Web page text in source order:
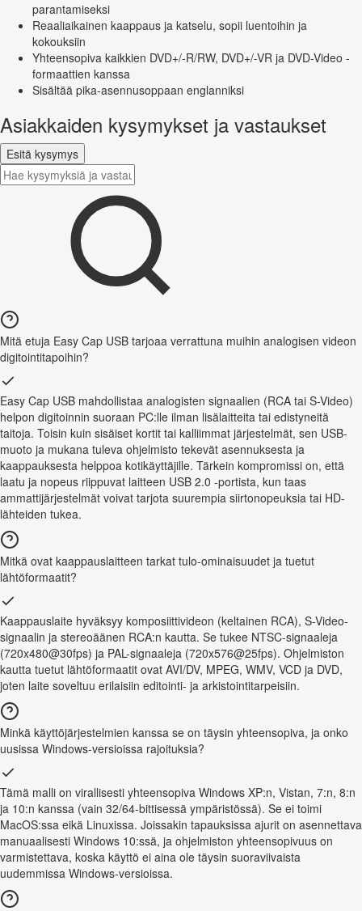
parantamiseksi
Reaaliaikainen kaappaus ja katselu, sopii luentoihin ja
kokouksiin
Yhteensopiva kaikkien DVD+/-R/RW, DVD+/-VR ja DVD-Video -
formaattien kanssa
Sisältää pika-asennusoppaan englanniksi
Asiakkaiden kysymykset ja vastaukset
Esitä kysymys
Mitä etuja Easy Cap USB tarjoaa verrattuna muihin analogisen videon
digitointitapoihin?
Easy Cap USB mahdollistaa analogisten signaalien (RCA tai S-Video)
helpon digitoinnin suoraan PC:lle ilman lisälaitteita tai edistyneitä
taitoja. Toisin kuin sisäiset kortit tai kalliimmat järjestelmät, sen USB-
muoto ja mukana tuleva ohjelmisto tekevät asennuksesta ja
kaappauksesta helppoa kotikäyttäjille. Tärkein kompromissi on, että
laatu ja nopeus riippuvat laitteen USB 2.0 -portista, kun taas
ammattijärjestelmät voivat tarjota suurempia siirtonopeuksia tai HD-
lähteiden tukea.
Mitkä ovat kaappauslaitteen tarkat tulo-ominaisuudet ja tuetut
lähtöformaatit?
Kaappauslaite hyväksyy komposiittivideon (keltainen RCA), S-Video-
signaalin ja stereoäänen RCA:n kautta. Se tukee NTSC-signaaleja
(720x480@30fps) ja PAL-signaaleja (720x576@25fps). Ohjelmiston
kautta tuetut lähtöformaatit ovat AVI/DV, MPEG, WMV, VCD ja DVD,
joten laite soveltuu erilaisiin editointi- ja arkistointitarpeisiin.
Minkä käyttöjärjestelmien kanssa se on täysin yhteensopiva, ja onko
uusissa Windows-versioissa rajoituksia?
Tämä malli on virallisesti yhteensopiva Windows XP:n, Vistan, 7:n, 8:n
ja 10:n kanssa (vain 32/64-bittisessä ympäristössä). Se ei toimi
MacOS:ssa eikä Linuxissa. Joissakin tapauksissa ajurit on asennettava
manuaalisesti Windows 10:ssä, ja ohjelmiston yhteensopivuus on
varmistettava, koska käyttö ei aina ole täysin suoraviivaista
uudemmissa Windows-versioissa.